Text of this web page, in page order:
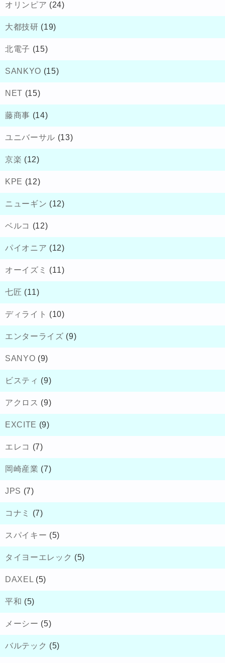
オリンピア (24)
大都技研 (19)
北電子 (15)
SANKYO (15)
NET (15)
藤商事 (14)
ユニバーサル (13)
京楽 (12)
KPE (12)
ニューギン (12)
ベルコ (12)
パイオニア (12)
オーイズミ (11)
七匠 (11)
ディライト (10)
エンターライズ (9)
SANYO (9)
ビスティ (9)
アクロス (9)
EXCITE (9)
エレコ (7)
岡崎産業 (7)
JPS (7)
コナミ (7)
スパイキー (5)
タイヨーエレック (5)
DAXEL (5)
平和 (5)
メーシー (5)
バルテック (5)